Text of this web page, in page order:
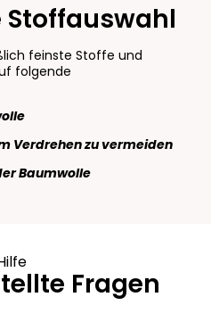
feinste Stoffe und
folgende
Verdrehen zu vermeiden
Baumwolle
Fragen